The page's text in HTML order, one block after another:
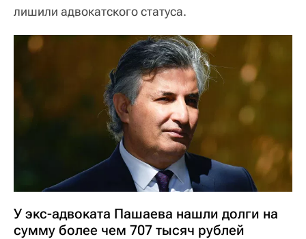
лишили адвокатского статуса.
У экс-адвоката Пашаева нашли долги на
сумму более чем 707 тысяч рублей